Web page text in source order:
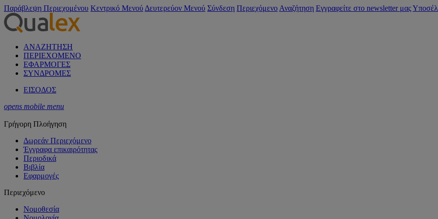
Παράβλεψη Περιεχομένου Κεντρικό Μενού Δευτερεύον Μενού Σύνδεση Περιεχόμενο Αναζήτηση Εγγραφείτε στο newsletter μας
ΑΝΑΖΗΤΗΣΗ
ΠΕΡΙΕΧΟΜΕΝΟ
ΕΦΑΡΜΟΓΕΣ
ΣΥΝΔΡΟΜΕΣ
ΕΙΣΟΔΟΣ
opens mobile menu
Γρήγορη Πλοήγηση
Δωρεάν Περιεχόμενο
Έγγραφα επικαιρότητας
Περιοδικά
Βιβλία
Εφαρμογές
Περιεχόμενο
Νομοθεσία